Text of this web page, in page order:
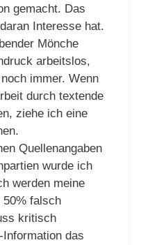
gemacht. Das
Interesse hat.
Mönche
arbeitslos,
immer. Wenn
durch textende
ziehe ich eine
Quellenangaben
wurde ich
werden meine
50% falsch
kritisch
das